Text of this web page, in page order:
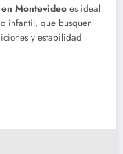
Montevideo es ideal
infantil, que busquen
y estabilidad